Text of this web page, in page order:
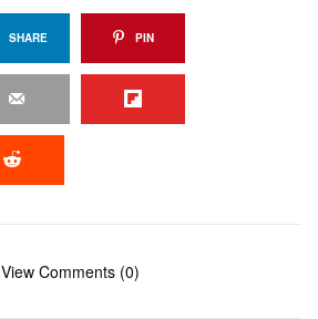
SHARE PIN
View Comments (0)